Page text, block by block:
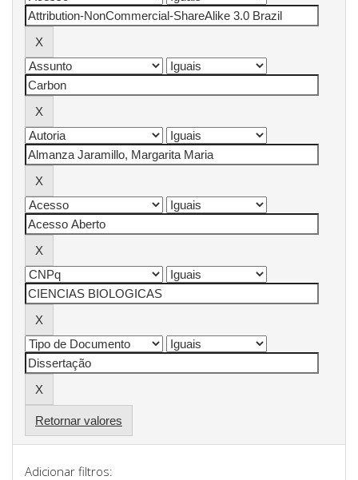
Retornar valores
Adicionar filtros: